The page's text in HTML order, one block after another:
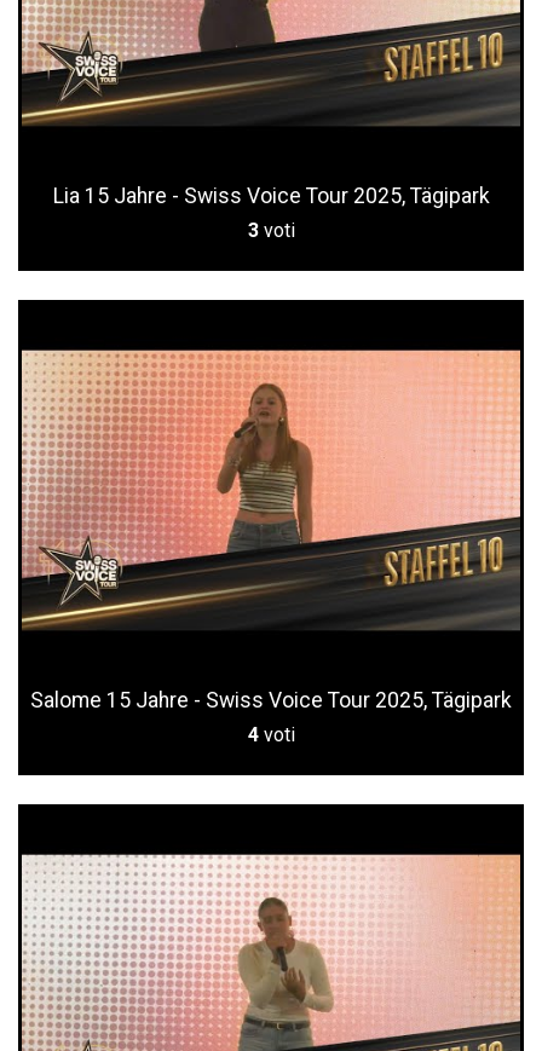
Lia 15 Jahre - Swiss Voice Tour 2025, Tägipark
3 voti
Salome 15 Jahre - Swiss Voice Tour 2025, Tägipark
4 voti